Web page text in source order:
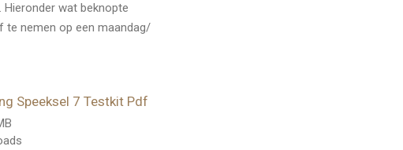
wat beknopte
te nemen op een maandag/
Speeksel 7 Testkit Pdf